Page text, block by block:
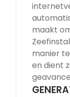
maakt
manier
en dient